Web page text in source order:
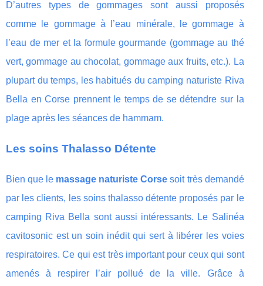
D’autres types de gommages sont aussi proposés
comme le gommage à l’eau minérale, le gommage à
l’eau de mer et la formule gourmande (gommage au thé
vert, gommage au chocolat, gommage aux fruits, etc.). La
plupart du temps, les habitués du camping naturiste Riva
Bella en Corse prennent le temps de se détendre sur la
plage après les séances de hammam.
Les soins Thalasso Détente
Bien que le massage naturiste Corse soit très demandé
par les clients, les soins thalasso détente proposés par le
camping Riva Bella sont aussi intéressants. Le Salinéa
cavitosonic est un soin inédit qui sert à libérer les voies
respiratoires. Ce qui est très important pour ceux qui sont
amenés à respirer l’air pollué de la ville. Grâce à